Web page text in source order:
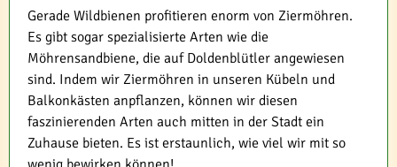
Gerade Wildbienen profitieren enorm von Ziermöhren.
Es gibt sogar spezialisierte Arten wie die
Möhrensandbiene, die auf Doldenblütler angewiesen
sind. Indem wir Ziermöhren in unseren Kübeln und
Balkonkästen anpflanzen, können wir diesen
faszinierenden Arten auch mitten in der Stadt ein
Zuhause bieten. Es ist erstaunlich, wie viel wir mit so